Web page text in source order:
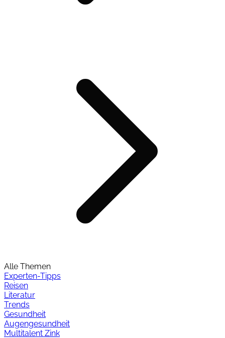
Alle Themen
Experten-Tipps
Reisen
Literatur
Trends
Gesundheit
Augengesundheit
Multitalent Zink